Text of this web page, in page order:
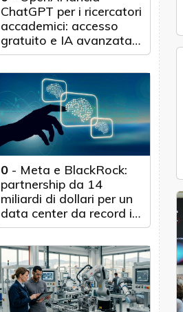
ChatGPT per i ricercatori
accademici: accesso
gratuito e IA avanzata
per 100.000 scienziati
0 - Meta e BlackRock:
partnership da 14
miliardi di dollari per un
data center da record in
Texas